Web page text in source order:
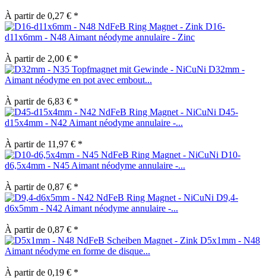
À partir de 0,27 € *
D16-
d11x6mm - N48 Aimant néodyme annulaire - Zinc
À partir de 2,00 € *
D32mm -
Aimant néodyme en pot avec embout...
À partir de 6,83 € *
D45-
d15x4mm - N42 Aimant néodyme annulaire -...
À partir de 11,97 € *
D10-
d6,5x4mm - N45 Aimant néodyme annulaire -...
À partir de 0,87 € *
D9,4-
d6x5mm - N42 Aimant néodyme annulaire -...
À partir de 0,87 € *
D5x1mm - N48
Aimant néodyme en forme de disque...
À partir de 0,19 € *